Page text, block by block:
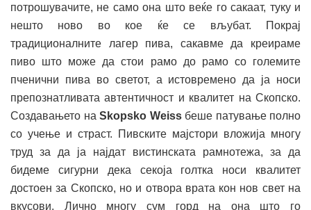
потрошувачите, не само она што веќе го сакаат, туку и
нешто ново во кое ќе се вљубат. Покрај
традиционалните лагер пива, сакавме да креираме
пиво што може да стои рамо до рамо со големите
пченични пива во светот, а истовремено да ја носи
препознатливата автентичност и квалитет на Скопско.
Создавањето на Skopsko Weissбеше патување полно
со учење и страст. Пивските мајстори вложија многу
труд за да ја најдат вистинската рамнотежа, за да
бидеме сигурни дека секоја голтка носи квалитет
достоен за Скопско, но и отвора врата кон нов свет на
вкусови. Лично многу сум горд на она што го